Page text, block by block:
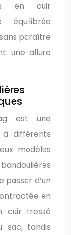
en cuir
équilibrée
paraître
une allure
est une
différents
modèles
d’un
en
cuir tressé
sac, tandis